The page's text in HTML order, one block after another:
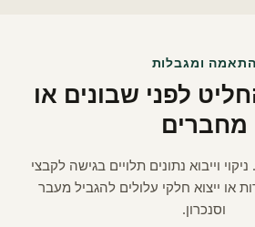
התאמה ומגבלות
לפני שבונים או
מחברים
וייבוא נתונים תלויים בגישה לקבצי
או ייצוא חלקי עלולים להגביל מעבר
וסנכרון.